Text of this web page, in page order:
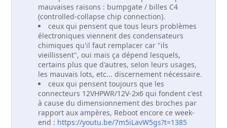
mauvaises raisons : bumpgate / billes C4
(controlled-collapse chip connection).
ceux qui pensent que tous leurs problèmes
électroniques viennent des condensateurs
chimiques qu'il faut remplacer car "ils
vieillissent", oui mais ça dépend lesquels,
certains plus que d'autres, selon leurs usages,
les mauvais lots, etc... discernement nécessaire.
ceux qui pensent toujours que les
connecteurs 12VHPWR/12V-2x6 qui fondent c'est
à cause du dimensionnement des broches par
rapport aux ampères, Reboot encore ce week-
end : https://youtu.be/7m5iLavW5gs?t=1385